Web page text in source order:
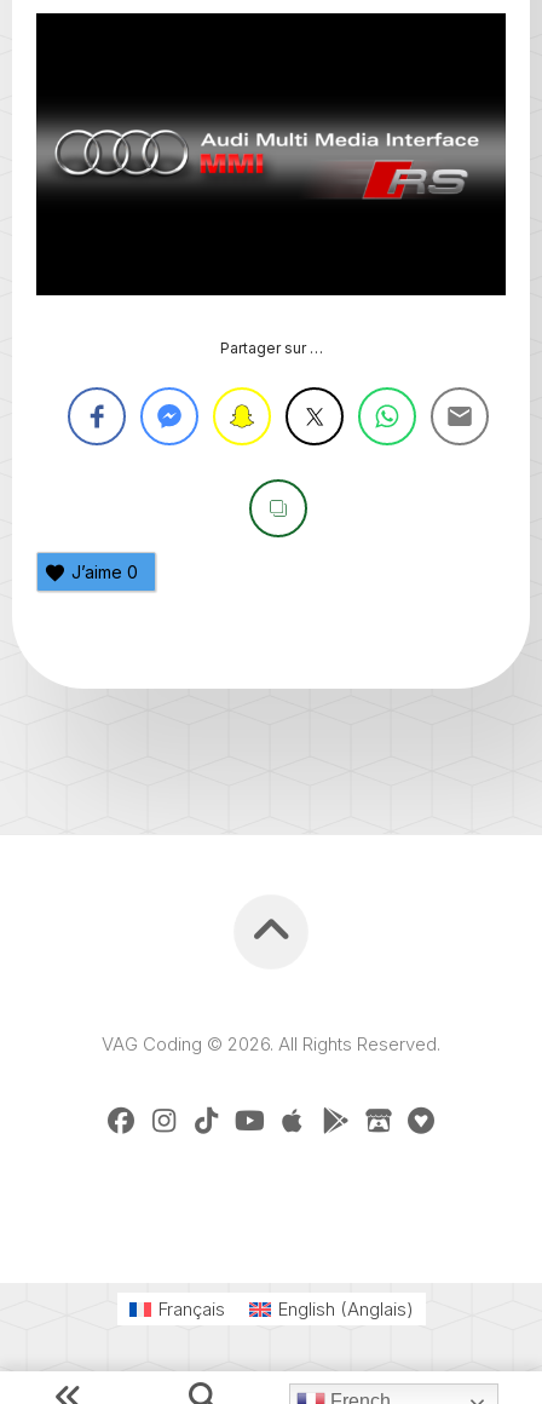
Partager sur …
J’aime 0
VAG Coding © 2026. All Rights Reserved.
Français English (Anglais)